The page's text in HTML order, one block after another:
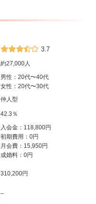
3.7
約27,000人
男性：20代〜40代
女性：20代〜30代
仲人型
42.3％
入会金：118,800円
初期費用：0円
月会費：15,950円
成婚料：0円
310,200円
–